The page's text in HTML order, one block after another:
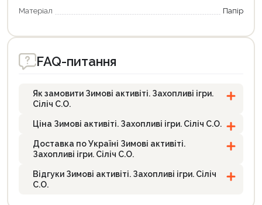
Матеріал
Папір
FAQ-питання
Як замовити Зимові активіті. Захопливі ігри.
Сіліч С.О.
Ціна Зимові активіті. Захопливі ігри. Сіліч С.О.
Доставка по Україні Зимові активіті.
Захопливі ігри. Сіліч С.О.
Відгуки Зимові активіті. Захопливі ігри. Сіліч
С.О.